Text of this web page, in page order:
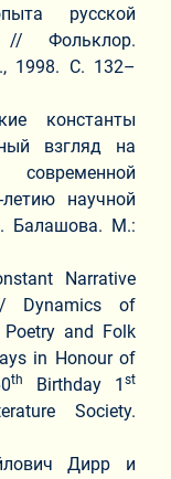
русской
// Фольклор.
1998. С. 132–
константы
взгляд на
научной
Балашова. М.:
Narrative
Dynamics of
and Folk
in Honour of
th Birthday 1 st
Society.
Дирр и